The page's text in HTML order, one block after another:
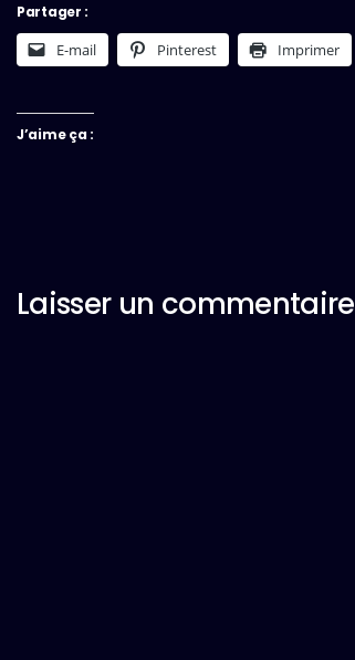
Partager :
E-mail Pinterest Imprimer
J’aime ça :
Laisser un commentaire